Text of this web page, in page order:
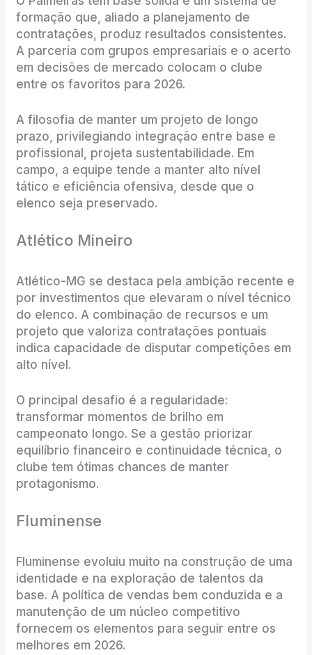
formação que, aliado a planejamento de
contratações, produz resultados consistentes.
A parceria com grupos empresariais e o acerto
em decisões de mercado colocam o clube
entre os favoritos para 2026.
A filosofia de manter um projeto de longo
prazo, privilegiando integração entre base e
profissional, projeta sustentabilidade. Em
campo, a equipe tende a manter alto nível
tático e eficiência ofensiva, desde que o
elenco seja preservado.
Atlético Mineiro
Atlético-MG se destaca pela ambição recente e
por investimentos que elevaram o nível técnico
do elenco. A combinação de recursos e um
projeto que valoriza contratações pontuais
indica capacidade de disputar competições em
alto nível.
O principal desafio é a regularidade:
transformar momentos de brilho em
campeonato longo. Se a gestão priorizar
equilíbrio financeiro e continuidade técnica, o
clube tem ótimas chances de manter
protagonismo.
Fluminense
Fluminense evoluiu muito na construção de uma
identidade e na exploração de talentos da
base. A política de vendas bem conduzida e a
manutenção de um núcleo competitivo
fornecem os elementos para seguir entre os
melhores em 2026.